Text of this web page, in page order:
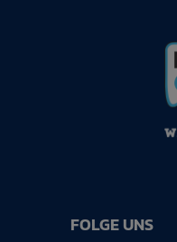
FOLGE UNS